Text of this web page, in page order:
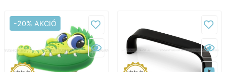
-20% AKCIÓ